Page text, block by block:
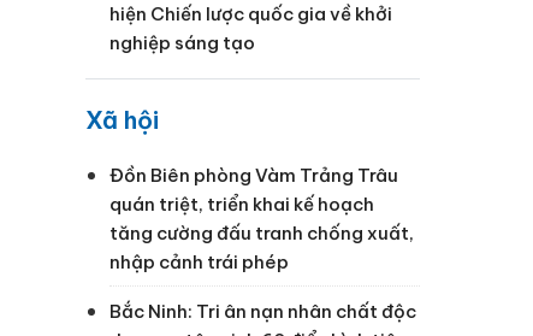
hiện Chiến lược quốc gia về khởi
nghiệp sáng tạo
Xã hội
Đồn Biên phòng Vàm Trảng Trâu
quán triệt, triển khai kế hoạch
tăng cường đấu tranh chống xuất,
nhập cảnh trái phép
Bắc Ninh: Tri ân nạn nhân chất độc